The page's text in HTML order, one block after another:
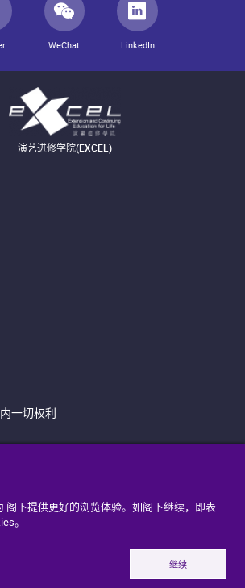
阁下提供更好的浏览体验。如阁下继续，即表
。
继续
WeChat LinkedIn
演艺进修学院(EXCEL)
一切权利